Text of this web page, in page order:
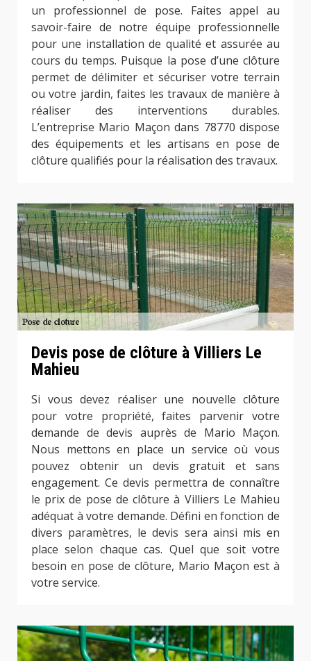
un professionnel de pose. Faites appel au
savoir-faire de notre équipe professionnelle
pour une installation de qualité et assurée au
cours du temps. Puisque la pose d’une clôture
permet de délimiter et sécuriser votre terrain
ou votre jardin, faites les travaux de manière à
réaliser des interventions durables.
L’entreprise Mario Maçon dans 78770 dispose
des équipements et les artisans en pose de
clôture qualifiés pour la réalisation des travaux.
Devis pose de clôture à Villiers Le
Mahieu
Si vous devez réaliser une nouvelle clôture
pour votre propriété, faites parvenir votre
demande de devis auprès de Mario Maçon.
Nous mettons en place un service où vous
pouvez obtenir un devis gratuit et sans
engagement. Ce devis permettra de connaître
le prix de pose de clôture à Villiers Le Mahieu
adéquat à votre demande. Défini en fonction de
divers paramètres, le devis sera ainsi mis en
place selon chaque cas. Quel que soit votre
besoin en pose de clôture, Mario Maçon est à
votre service.